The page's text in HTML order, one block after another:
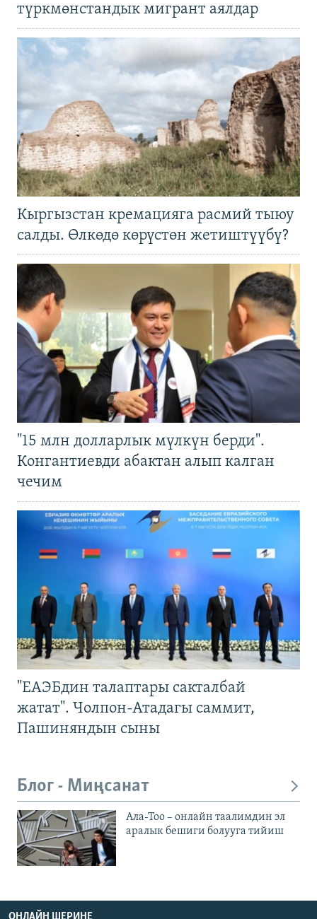
түркмөнстандык мигрант аялдар
Кыргызстан кремацияга расмий тыюу
салды. Өлкөдө көрүстөн жетиштүүбү?
"15 млн долларлык мүлкүн берди".
Конгантиевди абактан алып калган
чечим
"ЕАЭБдин талаптары сакталбай
жатат". Чолпон-Атадагы саммит,
Пашиняндын сыны
Блог - Миңсанат
Ала-Тоо – онлайн таалимдин эл
аралык бешиги болууга тийиш